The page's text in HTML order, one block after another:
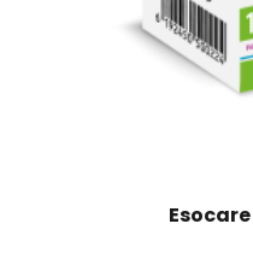
Esocare